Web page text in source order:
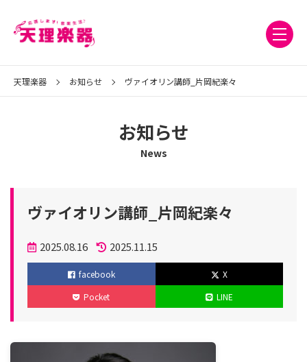
天理楽器 お知らせ ヴァイオリン講師_片岡紀楽々
お知らせ
News
ヴァイオリン講師_片岡紀楽々
投
稿
日
2025.08.16
更
新
2025.11.15
facebook
X
Pocket
LINE